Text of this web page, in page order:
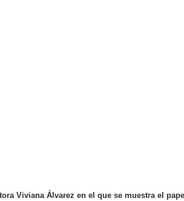
Viviana Álvarez en el que se muestra el